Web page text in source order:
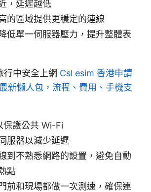
，延遲越低
的區域提供更穩定的連線
低單一伺服器壓力，提升整體表
行中安全上網 Csl esim 香港申請
新懶人包，流程、費用、手機支
保護公共 Wi-Fi
服器以減少延遲
到不熟悉網路的設置，避免自動
點
前和現場都做一次測速，確保連